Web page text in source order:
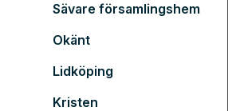
Sävare församlingshem
Okänt
Lidköping
Kristen